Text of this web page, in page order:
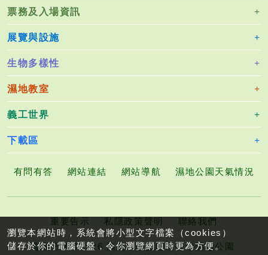
票務及入場資訊
展覽與設施
生物多樣性
濕地教室
義工世界
下載區
有問有答 網站連結 網站導航 濕地公園天氣情況
重要告示 私隱政策聲明 聯絡我們
版權所有©2026 漁農自然護理署香港濕地公園
瀏覽本網站時，系統會將小型文字檔案（cookies）
儲存於你的電腦硬盤，令你瀏覽網頁時更為方便。